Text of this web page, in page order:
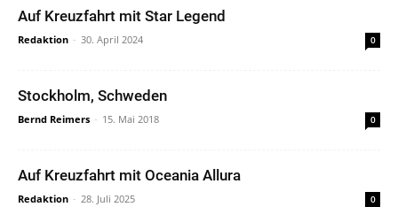
Auf Kreuzfahrt mit Star Legend
Redaktion - 30. April 2024 0
Stockholm, Schweden
Bernd Reimers - 15. Mai 2018 0
Auf Kreuzfahrt mit Oceania Allura
Redaktion - 28. Juli 2025 0